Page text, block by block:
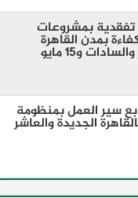
تفقدية بمشروعات
بمدن القاهرة
الجديدة والعبور والسادات و15 مايو
سير العمل بمنظومة
الجديدة والعاشر